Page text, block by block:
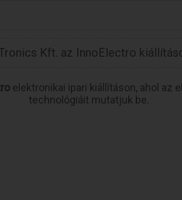
Kft. az InnoElectro
elektronikai ipari kiállításon, ahol az
technológiáit mutatjuk be.